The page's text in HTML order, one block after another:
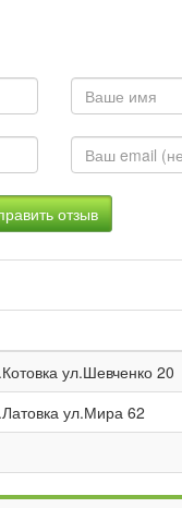
ул.Шевченко 20
ул.Мира 62